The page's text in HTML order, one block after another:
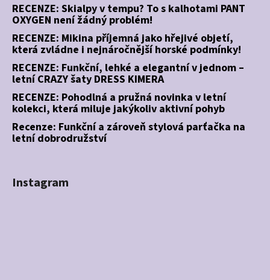
RECENZE: Skialpy v tempu? To s kalhotami PANT
OXYGEN není žádný problém!
RECENZE: Mikina příjemná jako hřejivé objetí,
která zvládne i nejnáročnější horské podmínky!
RECENZE: Funkční, lehké a elegantní v jednom –
letní CRAZY šaty DRESS KIMERA
RECENZE: Pohodlná a pružná novinka v letní
kolekci, která miluje jakýkoliv aktivní pohyb
Recenze: Funkční a zároveň stylová parťačka na
letní dobrodružství
Instagram